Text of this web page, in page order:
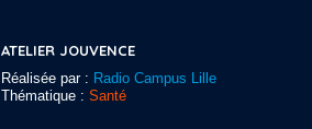
ATELIER JOUVENCE
Réalisée par : Radio Campus Lille
Thématique : Santé